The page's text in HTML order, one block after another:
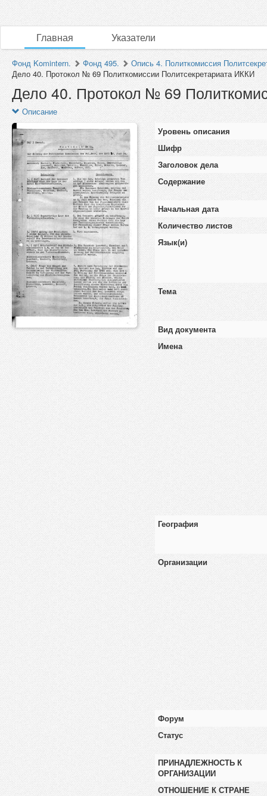
Главная Указатели
Фонд Komintern. Фонд 495.
Опись 4. Политкомиссия
Дело 40. Протокол № 69 Политкомиссии Политсекретариата ИККИ
Дело 40. Протокол № 69
Описание
Уровень описания
Шифр
Заголовок дела
Содержание
Начальная дата
Количество листов
Язык(и)
Тема
Вид документа
Имена
География
Организации
Форум
Статус
ПРИНАДЛЕЖНОСТЬ К
ОРГАНИЗАЦИИ
ОТНОШЕНИЕ К СТРАНЕ